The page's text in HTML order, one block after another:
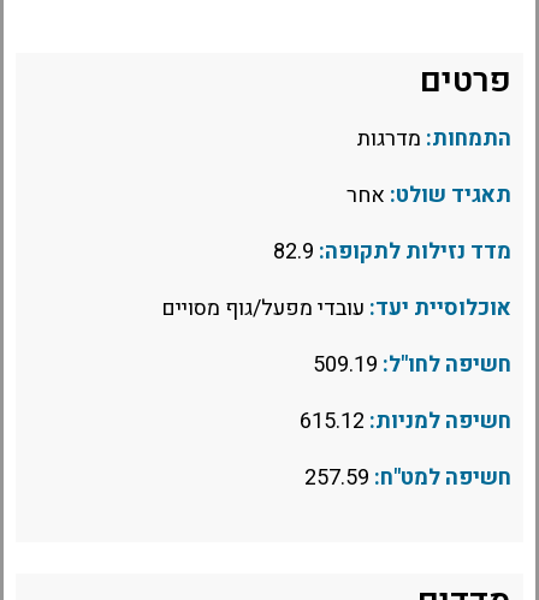
פרטים
התמחות: מדרגות
תאגיד שולט: אחר
מדד נזילות לתקופה:
אוכלוסיית יעד: עובדי מפעל/גוף מסויים
חשיפה לחו"ל:
חשיפה למניות:
חשיפה למט"ח: